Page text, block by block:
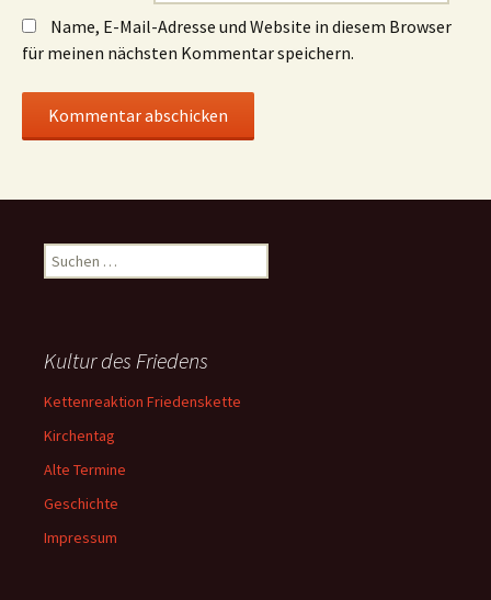
Name, E-Mail-Adresse und Website in diesem Browser
für meinen nächsten Kommentar speichern.
Suchen
nach:
Kultur des Friedens
Kettenreaktion Friedenskette
Kirchentag
Alte Termine
Geschichte
Impressum